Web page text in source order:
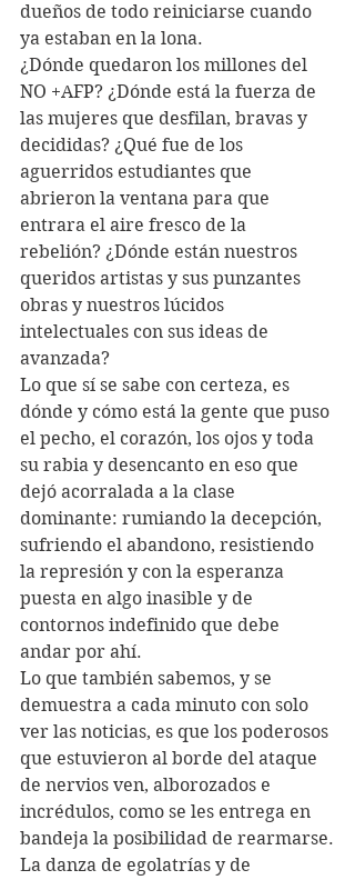
dueños de todo reiniciarse cuando
ya estaban en la lona.
¿Dónde quedaron los millones del
NO +AFP? ¿Dónde está la fuerza de
las mujeres que desfilan, bravas y
decididas? ¿Qué fue de los
aguerridos estudiantes que
abrieron la ventana para que
entrara el aire fresco de la
rebelión? ¿Dónde están nuestros
queridos artistas y sus punzantes
obras y nuestros lúcidos
intelectuales con sus ideas de
avanzada?
Lo que sí se sabe con certeza, es
dónde y cómo está la gente que puso
el pecho, el corazón, los ojos y toda
su rabia y desencanto en eso que
dejó acorralada a la clase
dominante: rumiando la decepción,
sufriendo el abandono, resistiendo
la represión y con la esperanza
puesta en algo inasible y de
contornos indefinido que debe
andar por ahí.
Lo que también sabemos, y se
demuestra a cada minuto con solo
ver las noticias, es que los poderosos
que estuvieron al borde del ataque
de nervios ven, alborozados e
incrédulos, como se les entrega en
bandeja la posibilidad de rearmarse.
La danza de egolatrías y de